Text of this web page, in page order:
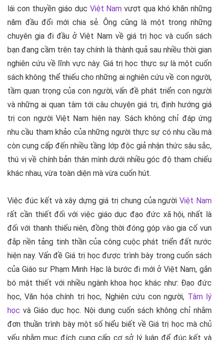
lái con thuyền giáo dục Việt Nam vượt qua khó khăn những
năm đầu đổi mới chia sẻ. Ông cũng là một trong những
chuyên gia đi đầu ở Việt Nam về giá trị học và cuốn sách
bạn đang cầm trên tay chính là thành quả sau nhiều thời gian
nghiên cứu về lĩnh vực này. Giá trị học thực sự là một cuốn
sách không thể thiếu cho những ai nghiên cứu về con người,
tầm quan trọng của con người, vấn đề phát triển con người
và những ai quan tâm tới câu chuyện giá trị, định hướng giá
trị con người Việt Nam hiện nay. Sách không chỉ đáp ứng
nhu cầu tham khảo của những người thực sự có nhu cầu mà
còn cung cấp đến nhiều tầng lớp độc giả nhận thức sâu sắc,
thú vị về chính bản thân mình dưới nhiều góc độ tham chiếu
khác nhau, vừa toàn diện mà vừa cuốn hút.
Việc đúc kết và xây dựng giá trị chung của ngườiViệt Nam
rất cần thiết đối với việc giáo dục đạo đức xã hội, nhất là
đối với thanh thiếu niên, đồng thời đóng góp vào gia cố vun
đắp nền tảng tinh thần của công cuộc phát triển đất nước
hiện nay. Vấn đề Giá trị học được trình bày trong cuốn sách
của Giáo sư Phạm Minh Hạc là bước đi mới ở Việt Nam, gắn
bó mật thiết với nhiều ngành khoa học khác như: Đạo đức
học, Văn hóa chính trị học, Nghiên cứu con người, Tâm lý
học và Giáo dục học. Nội dung cuốn sách không chỉ nhằm
đơn thuần trình bày một số hiểu biết về Giá trị học mà chủ
yếu nhằm mục đích cung cấp cơ sở lý luận để đúc kết và